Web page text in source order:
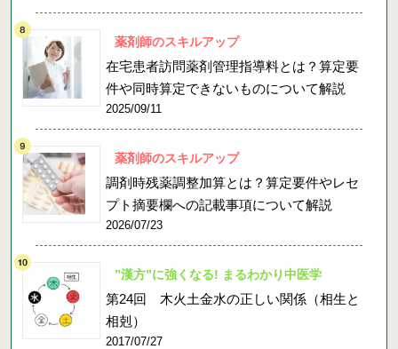
薬剤師のスキルアップ
在宅患者訪問薬剤管理指導料とは？算定要
件や同時算定できないものについて解説
2025/09/11
薬剤師のスキルアップ
調剤時残薬調整加算とは？算定要件やレセ
プト摘要欄への記載事項について解説
2026/07/23
”漢方”に強くなる! まるわかり中医学
第24回 木火土金水の正しい関係（相生と
相剋）
2017/07/27